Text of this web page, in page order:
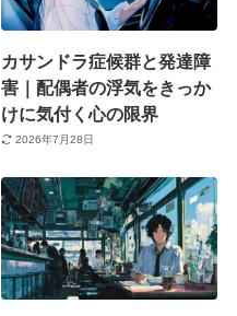
カサンドラ症候群と発達障
害｜配偶者の浮気をきっか
けに気付く心の限界
2026年7月28日